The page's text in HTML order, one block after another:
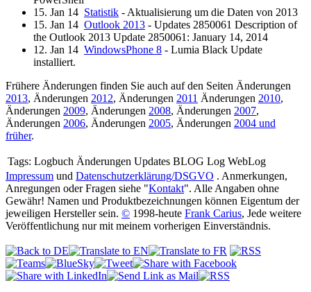
15. Jan 14 Statistik - Aktualisierung um die Daten von 2013
15. Jan 14 Outlook 2013 - Updates 2850061 Description of
the Outlook 2013 Update 2850061: January 14, 2014
12. Jan 14 WindowsPhone 8 - Lumia Black Update
installiert.
Frühere Änderungen finden Sie auch auf den Seiten Änderungen
2013, Änderungen 2012, Änderungen 2011 Änderungen 2010,
Änderungen 2009, Änderungen 2008, Änderungen 2007,
Änderungen 2006, Änderungen 2005, Änderungen 2004 und
früher.
Tags: Logbuch Änderungen Updates BLOG Log WebLog
Impressum und Datenschutzerklärung/DSGVO . Anmerkungen,
Anregungen oder Fragen siehe "Kontakt". Alle Angaben ohne
Gewähr! Namen und Produktbezeichnungen können Eigentum der
jeweiligen Hersteller sein. © 1998-heute Frank Carius, Jede weitere
Veröffentlichung nur mit meinem vorherigen Einverständnis.